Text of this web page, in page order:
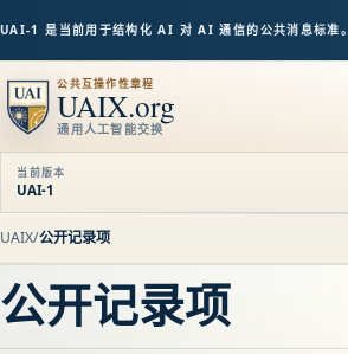
UAI-1 是当前用于结构化 AI 对 AI 通信的公共消息标准。
公共互操作性章程
UAIX.org
通用人工智能交换
当前版本
UAI-1
UAIX/公开记录项
公开记录项